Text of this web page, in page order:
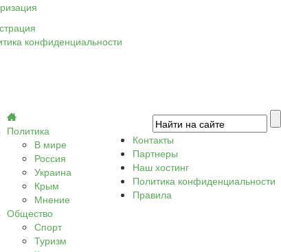
конфиденциальности
Политика
В мире
Россия
Украина
Крым
Мнение
Общество
Спорт
Туризм
Контакты
Партнеры
Наш хостинг
Политика конфиденциальности
Правила